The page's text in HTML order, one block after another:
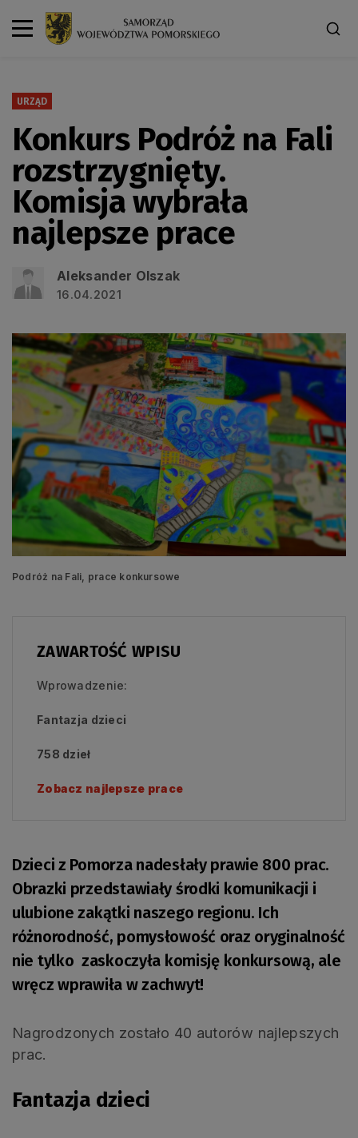
URZĄD
Konkurs Podróż na Fali
rozstrzygnięty.
Komisja wybrała
najlepsze prace
Aleksander Olszak
16.04.2021
Podróż na Fali, prace konkursowe
ZAWARTOŚĆ WPISU
Wprowadzenie:
Fantazja dzieci
758 dzieł
Zobacz najlepsze prace
Dzieci z Pomorza nadesłały prawie 800 prac.
Obrazki przedstawiały środki komunikacji i
ulubione zakątki naszego regionu. Ich
różnorodność, pomysłowość oraz oryginalność
nie tylko zaskoczyła komisję konkursową, ale
wręcz wprawiła w zachwyt!
Nagrodzonych zostało 40 autorów najlepszych
prac.
Fantazja dzieci